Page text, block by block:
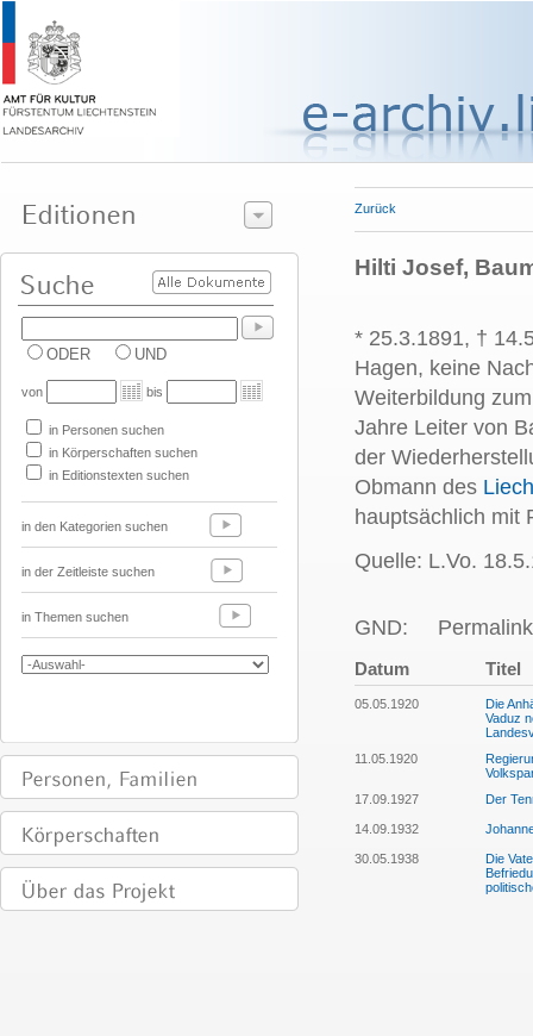
ODER UND
von bis
in Personen suchen
in Körperschaften suchen
in Editionstexten suchen
in den Kategorien suchen
in der Zeitleiste suchen
in Themen suchen
Zurück
Hilti Josef,
* 25.3.1891, †
Hagen, keine
Weiterbildung
Jahre Leiter von
der
Obmann des
hauptsächlich mit
Quelle: L.Vo.
GND:
Datum Titel
05.05.1920
Die
Vaduz
11.05.1920
17.09.1927
Der
14.09.1932
30.05.1938
Die